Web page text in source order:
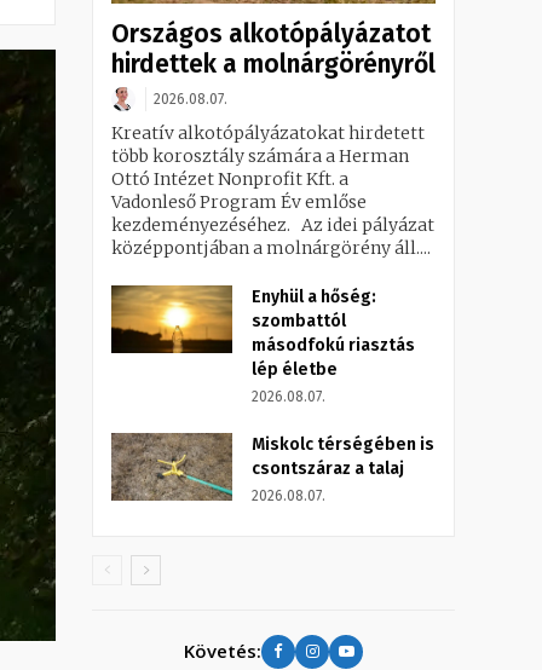
Országos alkotópályázatot
hirdettek a molnárgörényről
2026.08.07.
Kreatív alkotópályázatokat hirdetett
több korosztály számára a Herman
Ottó Intézet Nonprofit Kft. a
Vadonleső Program Év emlőse
kezdeményezéséhez. Az idei pályázat
középpontjában a molnárgörény áll....
Enyhül a hőség:
szombattól
másodfokú riasztás
lép életbe
2026.08.07.
Miskolc térségében is
csontszáraz a talaj
2026.08.07.
Követés: